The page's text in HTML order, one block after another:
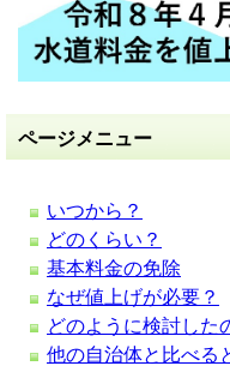
ページメニュー
いつから？
どのくらい？
基本料金の免除
なぜ値上げが必要？
どのように検討した
他の自治体と比べる